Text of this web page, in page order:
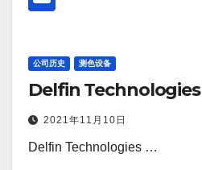
公司历史 测色设备
Delfin Technologies
2021年11月10日
Delfin Technologies …